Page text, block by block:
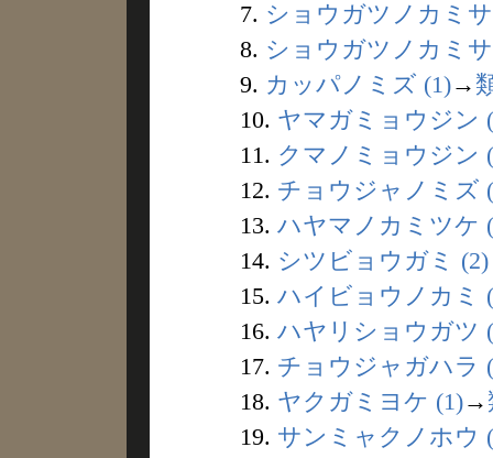
7. ショウガツノカミ
8. ショウガツノカミ
9. カッパノミズ (1)→
10. ヤマガミョウジン
11. クマノミョウジン
12. チョウジャノミズ
13. ハヤマノカミツケ
14. シツビョウガミ (2)
15. ハイビョウノカミ
16. ハヤリショウガツ
17. チョウジャガハラ
18. ヤクガミヨケ (1)→
19. サンミャクノホウ